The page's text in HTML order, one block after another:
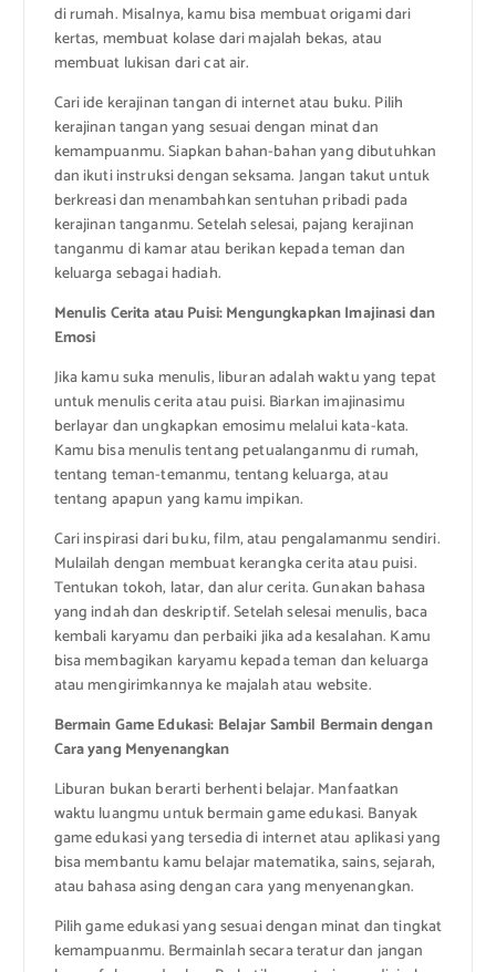
di rumah. Misalnya, kamu bisa membuat origami dari
kertas, membuat kolase dari majalah bekas, atau
membuat lukisan dari cat air.
Cari ide kerajinan tangan di internet atau buku. Pilih
kerajinan tangan yang sesuai dengan minat dan
kemampuanmu. Siapkan bahan-bahan yang dibutuhkan
dan ikuti instruksi dengan seksama. Jangan takut untuk
berkreasi dan menambahkan sentuhan pribadi pada
kerajinan tanganmu. Setelah selesai, pajang kerajinan
tanganmu di kamar atau berikan kepada teman dan
keluarga sebagai hadiah.
Menulis Cerita atau Puisi: Mengungkapkan Imajinasi dan
Emosi
Jika kamu suka menulis, liburan adalah waktu yang tepat
untuk menulis cerita atau puisi. Biarkan imajinasimu
berlayar dan ungkapkan emosimu melalui kata-kata.
Kamu bisa menulis tentang petualanganmu di rumah,
tentang teman-temanmu, tentang keluarga, atau
tentang apapun yang kamu impikan.
Cari inspirasi dari buku, film, atau pengalamanmu sendiri.
Mulailah dengan membuat kerangka cerita atau puisi.
Tentukan tokoh, latar, dan alur cerita. Gunakan bahasa
yang indah dan deskriptif. Setelah selesai menulis, baca
kembali karyamu dan perbaiki jika ada kesalahan. Kamu
bisa membagikan karyamu kepada teman dan keluarga
atau mengirimkannya ke majalah atau website.
Bermain Game Edukasi: Belajar Sambil Bermain dengan
Cara yang Menyenangkan
Liburan bukan berarti berhenti belajar. Manfaatkan
waktu luangmu untuk bermain game edukasi. Banyak
game edukasi yang tersedia di internet atau aplikasi yang
bisa membantu kamu belajar matematika, sains, sejarah,
atau bahasa asing dengan cara yang menyenangkan.
Pilih game edukasi yang sesuai dengan minat dan tingkat
kemampuanmu. Bermainlah secara teratur dan jangan